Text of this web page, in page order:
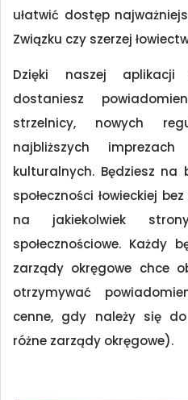
ułatwić dostęp
Związku czy szerzej
Dzięki naszej aplikacji
dostaniesz
strzelnicy, nowych
najbliższych
kulturalnych. Będziesz na
społeczności łowieckiej
na jakiekolwiek
społecznościowe. Każdy
zarządy okręgowe chce
otrzymywać
cenne, gdy należy się
różne zarządy okręgowe).